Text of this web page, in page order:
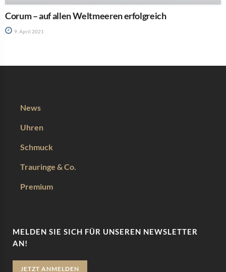
Corum – auf allen Weltmeeren erfolgreich
9. April 2021
News
Uhren
Schmuck
Trauringe & Co.
Premium
MELDEN SIE SICH FÜR UNSEREN NEWSLETTER
AN!
JETZT ANMELDEN